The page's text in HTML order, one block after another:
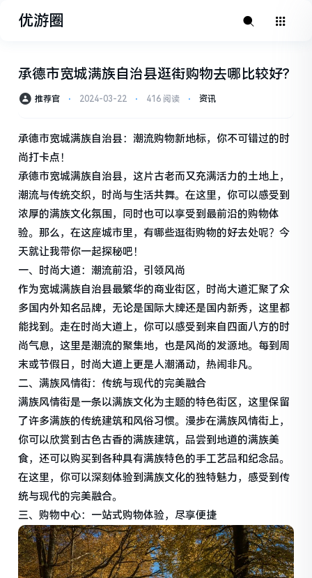
优游圈
承德市宽城满族自治县逛街购物去哪比较好?
推荐官 ⋅ 2024-03-22 ⋅ 416 阅读 ⋅ 资讯
承德市宽城满族自治县：潮流购物新地标，你不可错过的时
尚打卡点！
承德市宽城满族自治县，这片古老而又充满活力的土地上，
潮流与传统交织，时尚与生活共舞。在这里，你可以感受到
浓厚的满族文化氛围，同时也可以享受到最前沿的购物体
验。那么，在这座城市里，有哪些逛街购物的好去处呢？今
天就让我带你一起探秘吧！
一、时尚大道：潮流前沿，引领风尚
作为宽城满族自治县最繁华的商业街区，时尚大道汇聚了众
多国内外知名品牌，无论是国际大牌还是国内新秀，这里都
能找到。走在时尚大道上，你可以感受到来自四面八方的时
尚气息，这里是潮流的聚集地，也是风尚的发源地。每到周
末或节假日，时尚大道上更是人潮涌动，热闹非凡。
二、满族风情街：传统与现代的完美融合
满族风情街是一条以满族文化为主题的特色街区，这里保留
了许多满族的传统建筑和风俗习惯。漫步在满族风情街上，
你可以欣赏到古色古香的满族建筑，品尝到地道的满族美
食，还可以购买到各种具有满族特色的手工艺品和纪念品。
在这里，你可以深刻体验到满族文化的独特魅力，感受到传
统与现代的完美融合。
三、购物中心：一站式购物体验，尽享便捷